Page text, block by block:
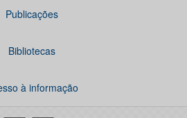
Publicações
Bibliotecas
à informação